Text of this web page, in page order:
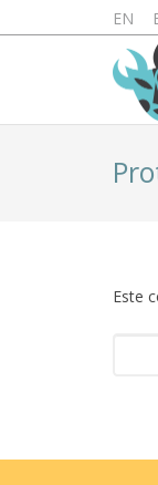
EN
Este